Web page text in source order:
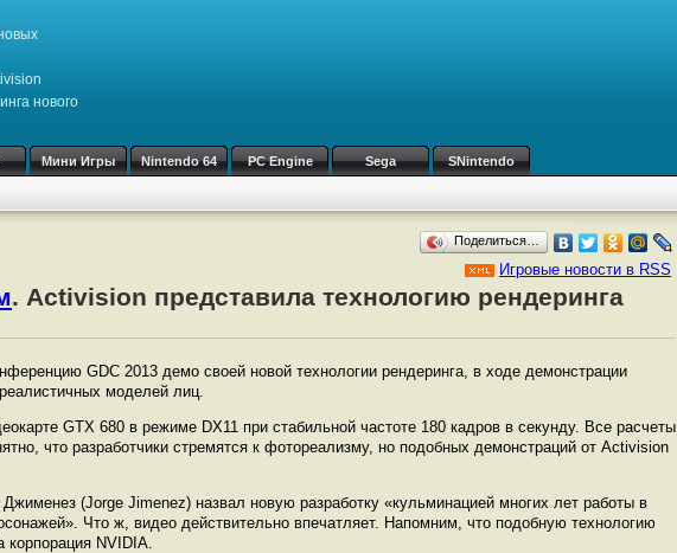
нового
Мини Игры Nintendo 64 PC Engine Sega SNintendo
Поделиться…
Игровые новости в RSS
. Activision представила технологию рендеринга
GDC 2013 демо своей новой технологии рендеринга, в ходе демонстрации
моделей лиц.
GTX 680 в режиме DX11 при стабильной частоте 180 кадров в секунду. Все расчеты
что разработчики стремятся к фотореализму, но подобных демонстраций от Activision
(Jorge Jimenez) назвал новую разработку «кульминацией многих лет работы в
Что ж, видео действительно впечатляет. Напомним, что подобную технологию
корпорация NVIDIA.